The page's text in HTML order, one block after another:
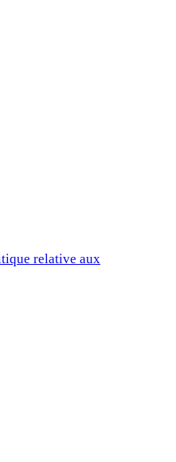
relative aux